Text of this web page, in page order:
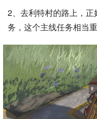
2、去利特村的路上，
务，这个主线任务相当重